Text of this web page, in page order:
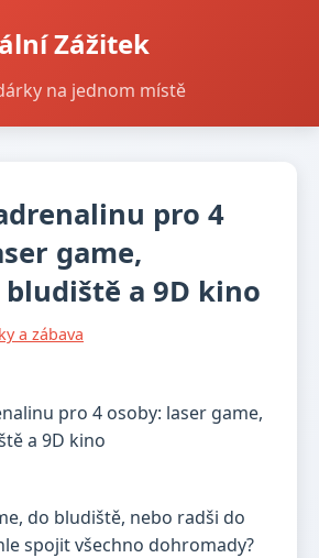
Zážitek
na jednom místě
pro 4
game,
bludiště a 9D kino
a zábava
do bludiště, nebo radši do
spojit všechno dohromady?